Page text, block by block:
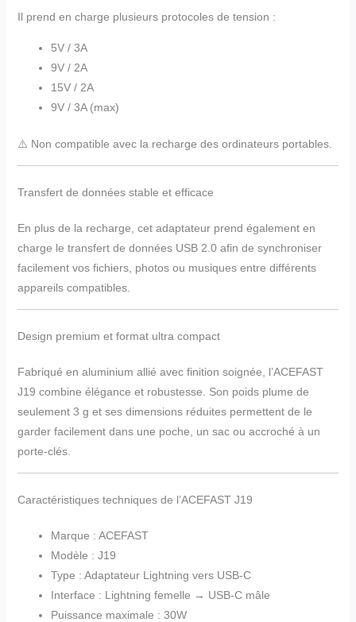
Il prend en charge plusieurs protocoles de tension :
5V / 3A
9V / 2A
15V / 2A
9V / 3A (max)
⚠️ Non compatible avec la recharge des ordinateurs portables.
Transfert de données stable et efficace
En plus de la recharge, cet adaptateur prend également en
charge le transfert de données USB 2.0 afin de synchroniser
facilement vos fichiers, photos ou musiques entre différents
appareils compatibles.
Design premium et format ultra compact
Fabriqué en aluminium allié avec finition soignée, l’ACEFAST
J19 combine élégance et robustesse. Son poids plume de
seulement 3 g et ses dimensions réduites permettent de le
garder facilement dans une poche, un sac ou accroché à un
porte-clés.
Caractéristiques techniques de l’ACEFAST J19
Marque : ACEFAST
Modèle : J19
Type : Adaptateur Lightning vers USB-C
Interface : Lightning femelle → USB-C mâle
Puissance maximale : 30W